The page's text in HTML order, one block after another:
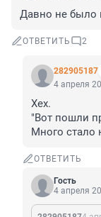
Давно не было
ОТВЕТИТЬ 2
282905187
4 апреля
Хех.
"Вот пошли
Много стало
ОТВЕТИТЬ
Гость
4 апреля